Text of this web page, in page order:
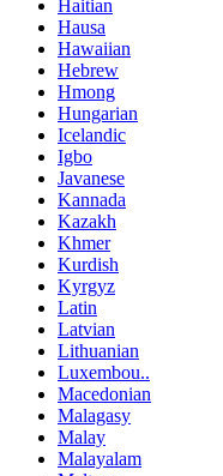
Haitian
Hausa
Hawaiian
Hebrew
Hmong
Hungarian
Icelandic
Igbo
Javanese
Kannada
Kazakh
Khmer
Kurdish
Kyrgyz
Latin
Latvian
Lithuanian
Luxembou..
Macedonian
Malagasy
Malay
Malayalam